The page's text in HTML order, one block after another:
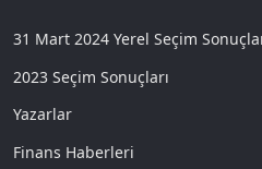
31 Mart 2024 Yerel Seçim
2023 Seçim Sonuçları
Yazarlar
Finans Haberleri